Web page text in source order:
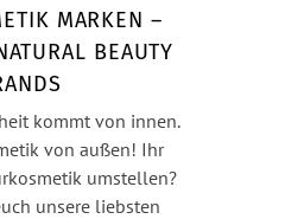
MARKEN –
BEAUTY
kommt von innen.
von außen! Ihr
umstellen?
unsere liebsten